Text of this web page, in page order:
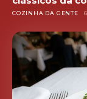
COZINHA DA GENTE